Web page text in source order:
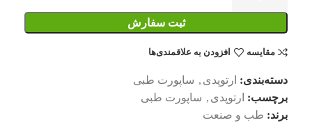
ثبت سفارش
مقایسه افزودن به علاقمندی‌ها
دسته‌بندی: ارتوپدی , ساپورت طبی
برچسب: ارتوپدی , ساپورت طبی
برند: طب و صنعت